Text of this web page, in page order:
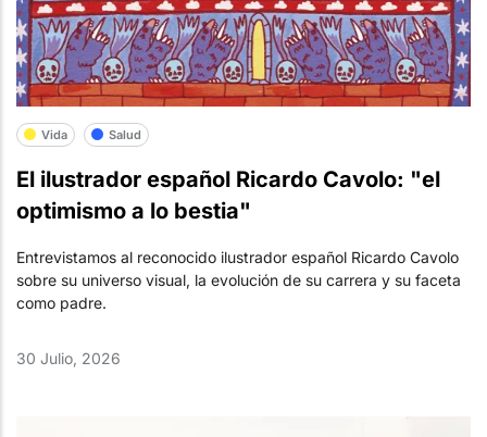
Vida Salud
El ilustrador español Ricardo Cavolo: "el
optimismo a lo bestia"
Entrevistamos al reconocido ilustrador español Ricardo Cavolo
sobre su universo visual, la evolución de su carrera y su faceta
como padre.
30 Julio, 2026